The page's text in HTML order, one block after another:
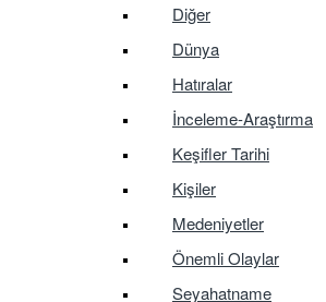
Diğer
Dünya
Hatıralar
İnceleme-Araştırma
Keşifler Tarihi
Kişiler
Medeniyetler
Önemli Olaylar
Seyahatname